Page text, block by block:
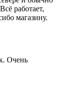
работает,
магазину.
Очень